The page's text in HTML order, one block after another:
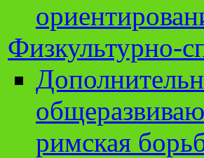
Физкультурно-
римская